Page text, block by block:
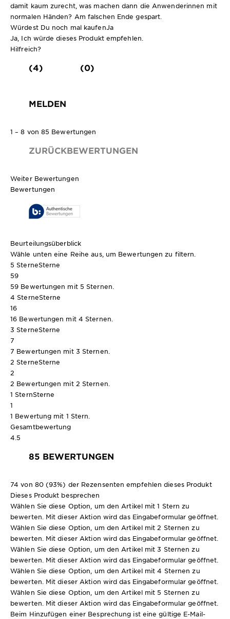
damit kaum zurecht, was machen dann die Anwenderinnen mit
normalen Händen? Am falschen Ende gespart.
Würdest Du noch mal kaufenJa
Ja, Ich würde dieses Produkt empfehlen.
Hilfreich?
(4) (0)
MELDEN
1 – 8 von 85 Bewertungen
ZURÜCKBEWERTUNGEN
Weiter Bewertungen
Bewertungen
Beurteilungsüberblick
Wähle unten eine Reihe aus, um Bewertungen zu filtern.
5 SterneSterne
59
59 Bewertungen mit 5 Sternen.
4 SterneSterne
16
16 Bewertungen mit 4 Sternen.
3 SterneSterne
7
7 Bewertungen mit 3 Sternen.
2 SterneSterne
2
2 Bewertungen mit 2 Sternen.
1 SternSterne
1
1 Bewertung mit 1 Stern.
Gesamtbewertung
4.5
85 BEWERTUNGEN
74 von 80 (93%) der Rezensenten empfehlen dieses Produkt
Dieses Produkt besprechen
Wählen Sie diese Option, um den Artikel mit 1 Stern zu
bewerten. Mit dieser Aktion wird das Eingabeformular geöffnet.
Wählen Sie diese Option, um den Artikel mit 2 Sternen zu
bewerten. Mit dieser Aktion wird das Eingabeformular geöffnet.
Wählen Sie diese Option, um den Artikel mit 3 Sternen zu
bewerten. Mit dieser Aktion wird das Eingabeformular geöffnet.
Wählen Sie diese Option, um den Artikel mit 4 Sternen zu
bewerten. Mit dieser Aktion wird das Eingabeformular geöffnet.
Wählen Sie diese Option, um den Artikel mit 5 Sternen zu
bewerten. Mit dieser Aktion wird das Eingabeformular geöffnet.
Beim Hinzufügen einer Besprechung ist eine gültige E-Mail-